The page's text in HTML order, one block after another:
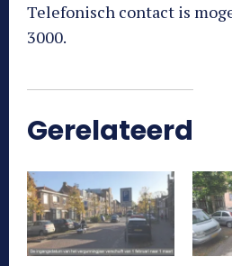
Telefonisch contact is
3000.
Gerelateerd